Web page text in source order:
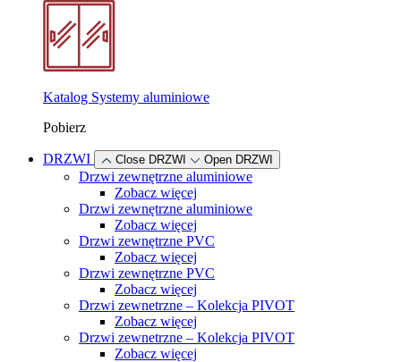
Katalog Systemy aluminiowe
Pobierz
DRZWI Close DRZWI Open DRZWI
Drzwi zewnętrzne aluminiowe
Zobacz więcej
Drzwi zewnętrzne aluminiowe
Zobacz więcej
Drzwi zewnętrzne PVC
Zobacz więcej
Drzwi zewnętrzne PVC
Zobacz więcej
Drzwi zewnetrzne – Kolekcja PIVOT
Zobacz więcej
Drzwi zewnetrzne – Kolekcja PIVOT
Zobacz więcej